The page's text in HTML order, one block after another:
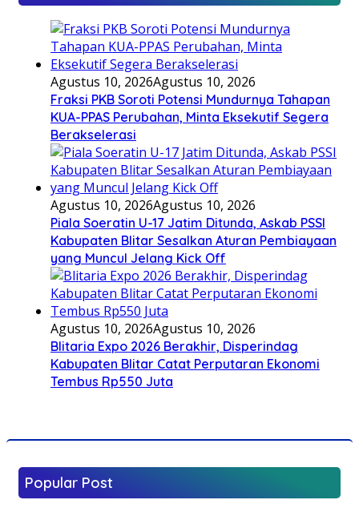
Agustus 10, 2026Agustus 10, 2026
Fraksi PKB Soroti Potensi Mundurnya Tahapan
KUA-PPAS Perubahan, Minta Eksekutif Segera
Berakselerasi
Agustus 10, 2026Agustus 10, 2026
Piala Soeratin U-17 Jatim Ditunda, Askab PSSI
Kabupaten Blitar Sesalkan Aturan Pembiayaan
yang Muncul Jelang Kick Off
Agustus 10, 2026Agustus 10, 2026
Blitaria Expo 2026 Berakhir, Disperindag
Kabupaten Blitar Catat Perputaran Ekonomi
Tembus Rp550 Juta
Popular Post